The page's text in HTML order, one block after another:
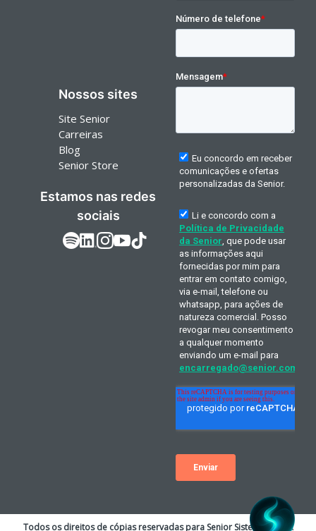
Nossos sites
Site Senior
Carreiras
Blog
Senior Store
Estamos nas redes
sociais
Todos os direitos de cópias reservadas para Senior Sistemas S.A. A